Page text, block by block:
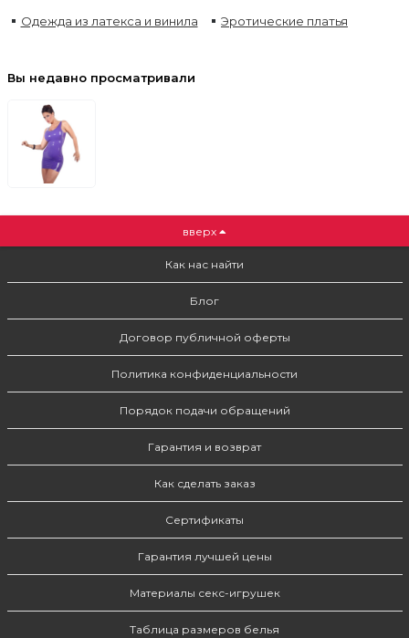
Одежда из латекса и винила Эротические платья
Вы недавно просматривали
вверх
Как нас найти
Блог
Договор публичной оферты
Политика конфиденциальности
Порядок подачи обращений
Гарантия и возврат
Как сделать заказ
Сертификаты
Гарантия лучшей цены
Материалы секс-игрушек
Таблица размеров белья